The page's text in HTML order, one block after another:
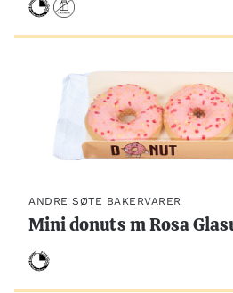
ANDRE SØTE BAKERVARER
Mini donuts m Rosa